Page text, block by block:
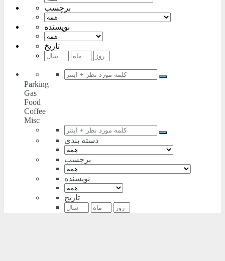
برچسب
نویسنده
تاریخ
Parking
Gas
Food
Coffee
Misc
دسته بندی
برچسب
نویسنده
تاریخ